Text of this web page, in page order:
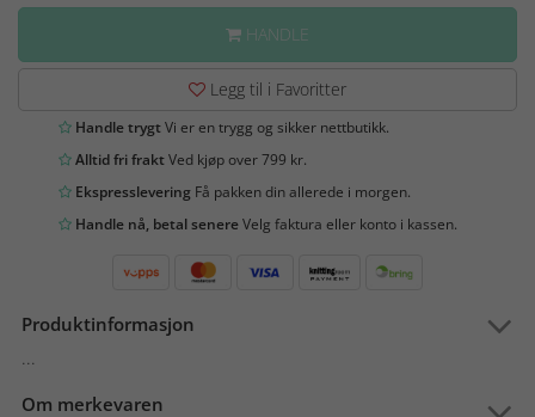
HANDLE
Legg til i Favoritter
Handle trygtVi er en trygg og sikker nettbutikk.
Alltid fri fraktVed kjøp over 799 kr.
Ekspresslevering Få pakken din allerede i morgen.
Handle nå, betal senereVelg faktura eller konto i kassen.
Produktinformasjon
...
Om merkevaren